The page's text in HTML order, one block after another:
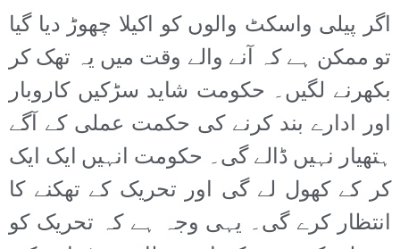
اگر پیلی واسکٹ والوں کو اکیلا چھوڑ دیا گیا
تو ممکن ہے کہ آنے والے وقت میں یہ تھک کر
بکھرنے لگیں۔ حکومت شاید سڑکیں کاروبار
اور ادارے بند کرنے کی حکمت عملی کے آگے
ہتھیار نہیں ڈالے گی۔ حکومت انہیں ایک ایک
کر کے کھول لے گی اور تحریک کے تھکنے کا
انتظار کرے گی۔ یہی وجہ ہے کہ تحریک کو